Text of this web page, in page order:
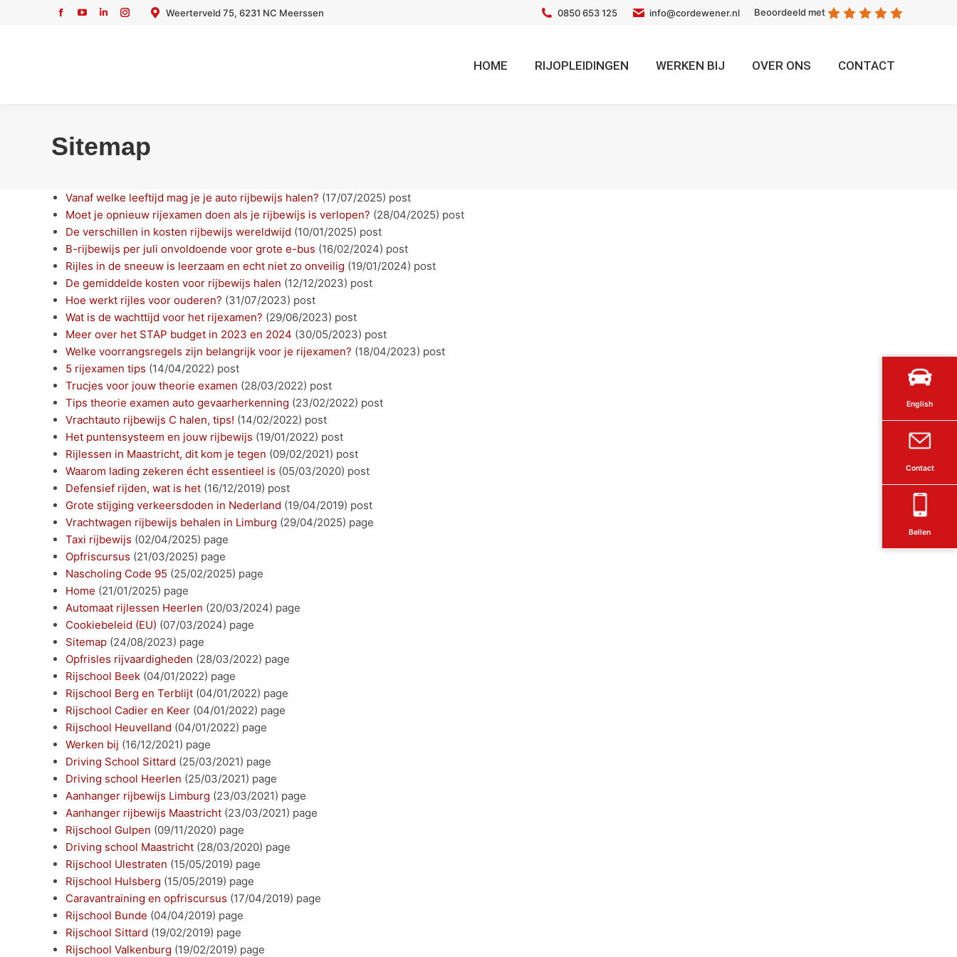
FacebookYouTubeLinkedinInstagram
Weerterveld 75, 6231 NC Meerssen 0850 653 125 info@cordewener.nl Beoordeeld met
HOME RIJOPLEIDINGEN WERKEN BIJ OVER ONS CONTACT
Sitemap
Vanaf welke leeftijd mag je je auto rijbewijs halen? (17/07/2025) post
Moet je opnieuw rijexamen doen als je rijbewijs is verlopen? (28/04/2025) post
De verschillen in kosten rijbewijs wereldwijd (10/01/2025) post
B-rijbewijs per juli onvoldoende voor grote e-bus (16/02/2024) post
Rijles in de sneeuw is leerzaam en echt niet zo onveilig (19/01/2024) post
De gemiddelde kosten voor rijbewijs halen (12/12/2023) post
Hoe werkt rijles voor ouderen? (31/07/2023) post
Wat is de wachttijd voor het rijexamen? (29/06/2023) post
Meer over het STAP budget in 2023 en 2024 (30/05/2023) post
Welke voorrangsregels zijn belangrijk voor je rijexamen? (18/04/2023) post
5 rijexamen tips (14/04/2022) post
Trucjes voor jouw theorie examen (28/03/2022) post
Tips theorie examen auto gevaarherkenning (23/02/2022) post
Vrachtauto rijbewijs C halen, tips! (14/02/2022) post
Het puntensysteem en jouw rijbewijs (19/01/2022) post
Rijlessen in Maastricht, dit kom je tegen (09/02/2021) post
Waarom lading zekeren écht essentieel is (05/03/2020) post
Defensief rijden, wat is het (16/12/2019) post
Grote stijging verkeersdoden in Nederland (19/04/2019) post
Vrachtwagen rijbewijs behalen in Limburg (29/04/2025) page
Taxi rijbewijs (02/04/2025) page
Opfriscursus (21/03/2025) page
Nascholing Code 95 (25/02/2025) page
Home (21/01/2025) page
Automaat rijlessen Heerlen (20/03/2024) page
Cookiebeleid (EU) (07/03/2024) page
Sitemap (24/08/2023) page
Opfrisles rijvaardigheden (28/03/2022) page
Rijschool Beek (04/01/2022) page
Rijschool Berg en Terblijt (04/01/2022) page
Rijschool Cadier en Keer (04/01/2022) page
Rijschool Heuvelland (04/01/2022) page
Werken bij (16/12/2021) page
Driving School Sittard (25/03/2021) page
Driving school Heerlen (25/03/2021) page
Aanhanger rijbewijs Limburg (23/03/2021) page
Aanhanger rijbewijs Maastricht (23/03/2021) page
Rijschool Gulpen (09/11/2020) page
Driving school Maastricht (28/03/2020) page
Rijschool Ulestraten (15/05/2019) page
Rijschool Hulsberg (15/05/2019) page
Caravantraining en opfriscursus (17/04/2019) page
Rijschool Bunde (04/04/2019) page
Rijschool Sittard (19/02/2019) page
Rijschool Valkenburg (19/02/2019) page
English
Contact
Bellen